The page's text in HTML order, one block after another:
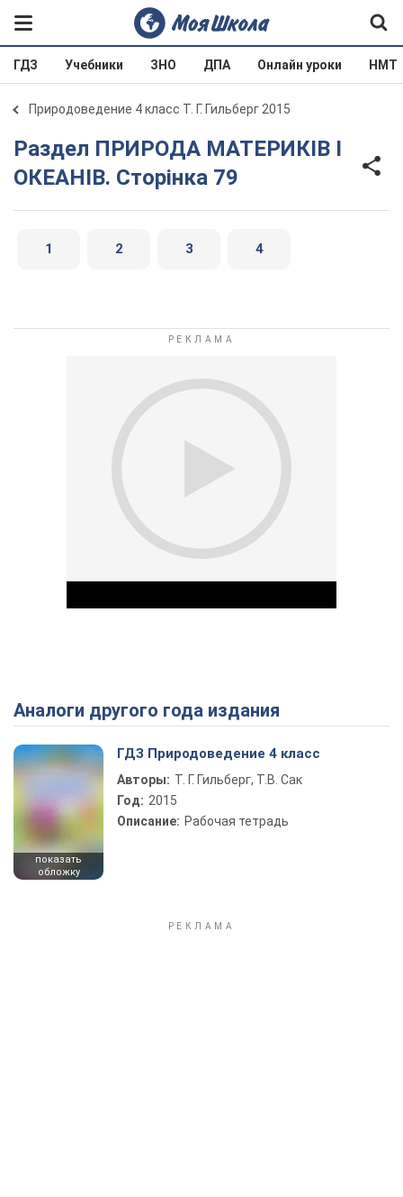
ГДЗ Учебники ЗНО ДПА Онлайн уроки НМТ
Природоведение 4 класс Т. Г. Гильберг 2015
Раздел ПРИРОДА МАТЕРИКІВ І
ОКЕАНІВ. Сторінка 79
1 2 3 4
Play Video
Аналоги другого года издания
показать
обложку
ГДЗ Природоведение 4 класс
Авторы: Т. Г. Гильберг, Т.В. Сак
Год: 2015
Описание: Рабочая тетрадь